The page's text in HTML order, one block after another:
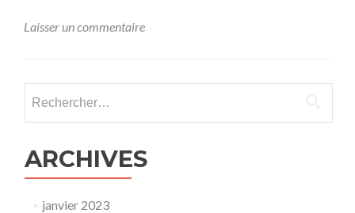
Laisser un commentaire
ARCHIVES
janvier 2023